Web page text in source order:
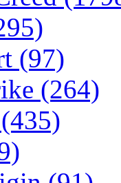
(97)
(264)
(435)